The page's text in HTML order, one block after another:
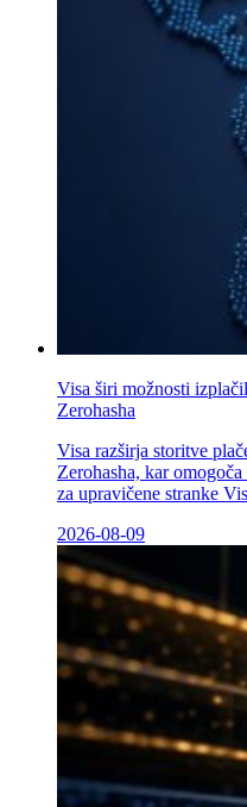
Visa širi možnosti
Zerohasha
Visa razširja storitve
Zerohasha, kar
za upravičene stranke
2026-08-09